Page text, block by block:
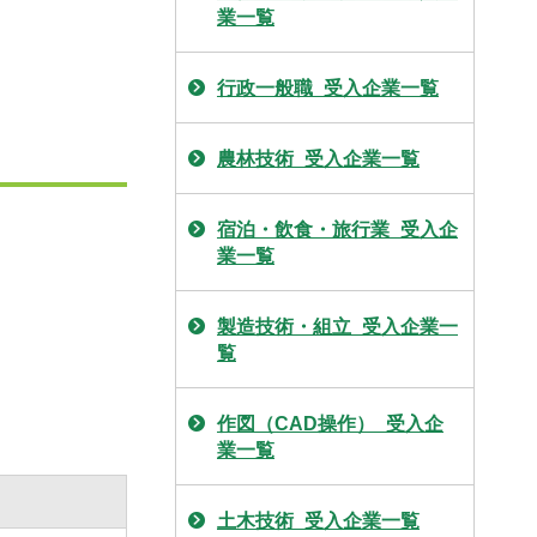
業一覧
行政一般職_受入企業一覧
農林技術_受入企業一覧
宿泊・飲食・旅行業_受入企
業一覧
製造技術・組立_受入企業一
覧
作図（CAD操作）_受入企
業一覧
土木技術_受入企業一覧